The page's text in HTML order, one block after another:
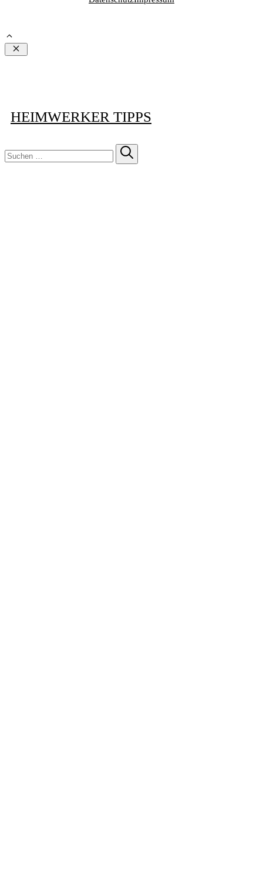
Schließen
HEIMWERKER TIPPS
Suchen
nach: